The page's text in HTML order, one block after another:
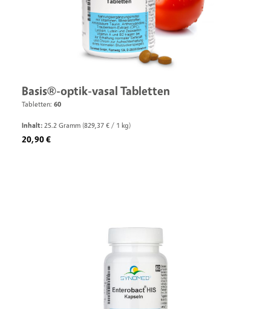
Basis®-optik-vasal Tabletten
Tabletten: 60
Inhalt: 25.2 Gramm (829,37 € / 1 kg)
Regulärer Preis:
20,90 €